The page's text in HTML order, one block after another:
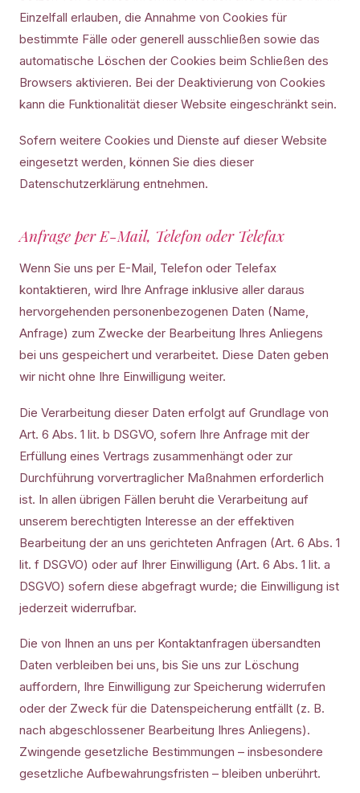
Einzelfall erlauben, die Annahme von Cookies für
bestimmte Fälle oder generell ausschließen sowie das
automatische Löschen der Cookies beim Schließen des
Browsers aktivieren. Bei der Deaktivierung von Cookies
kann die Funktionalität dieser Website eingeschränkt sein.
Sofern weitere Cookies und Dienste auf dieser Website
eingesetzt werden, können Sie dies dieser
Datenschutzerklärung entnehmen.
Anfrage per E-Mail, Telefon oder Telefax
Wenn Sie uns per E-Mail, Telefon oder Telefax
kontaktieren, wird Ihre Anfrage inklusive aller daraus
hervorgehenden personenbezogenen Daten (Name,
Anfrage) zum Zwecke der Bearbeitung Ihres Anliegens
bei uns gespeichert und verarbeitet. Diese Daten geben
wir nicht ohne Ihre Einwilligung weiter.
Die Verarbeitung dieser Daten erfolgt auf Grundlage von
Art. 6 Abs. 1 lit. b DSGVO, sofern Ihre Anfrage mit der
Erfüllung eines Vertrags zusammenhängt oder zur
Durchführung vorvertraglicher Maßnahmen erforderlich
ist. In allen übrigen Fällen beruht die Verarbeitung auf
unserem berechtigten Interesse an der effektiven
Bearbeitung der an uns gerichteten Anfragen (Art. 6 Abs. 1
lit. f DSGVO) oder auf Ihrer Einwilligung (Art. 6 Abs. 1 lit. a
DSGVO) sofern diese abgefragt wurde; die Einwilligung ist
jederzeit widerrufbar.
Die von Ihnen an uns per Kontaktanfragen übersandten
Daten verbleiben bei uns, bis Sie uns zur Löschung
auffordern, Ihre Einwilligung zur Speicherung widerrufen
oder der Zweck für die Datenspeicherung entfällt (z. B.
nach abgeschlossener Bearbeitung Ihres Anliegens).
Zwingende gesetzliche Bestimmungen – insbesondere
gesetzliche Aufbewahrungsfristen – bleiben unberührt.